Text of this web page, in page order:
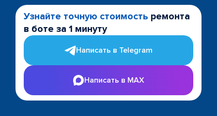
Узнайте точную стоимость ремонта
в боте за 1 минуту
Написать в Telegram
Написать в MAX